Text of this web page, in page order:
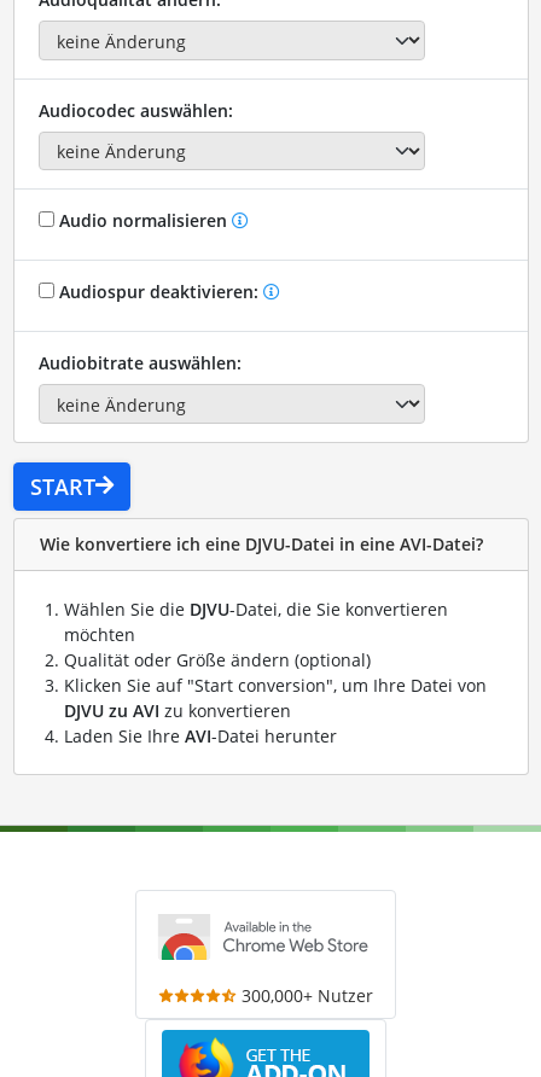
Audiocodec auswählen:
Audio normalisieren
Audiospur deaktivieren:
Audiobitrate auswählen:
START
Wie konvertiere ich eine DJVU-Datei in eine AVI-Datei?
Wählen Sie die DJVU-Datei, die Sie konvertieren
möchten
Qualität oder Größe ändern (optional)
Klicken Sie auf "Start conversion", um Ihre Datei von
DJVU zu AVI zu konvertieren
Laden Sie Ihre AVI-Datei herunter
300,000+ Nutzer